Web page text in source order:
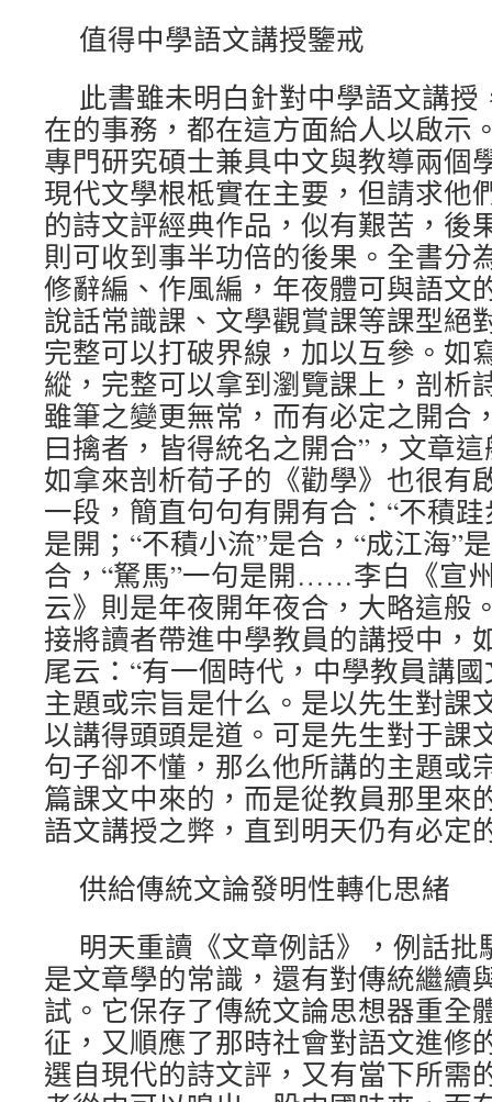
值得中學語文講授鑒戒
此書雖未明白針對中學語文講
在的事務，都在這方面給人以啟示
專門研究碩士兼具中文與教導兩個
現代文學根柢實在主要，但請求他
的詩文評經典作品，似有艱苦，後
則可收到事半功倍的後果。全書分
修辭編、作風編，年夜體可與語文
說話常識課、文學觀賞課等課型絕
完整可以打破界線，加以互參。如
縱，完整可以拿到瀏覽課上，剖析
雖筆之變更無常，而有必定之開合
曰擒者，皆得統名之開合”，文章
如拿來剖析荀子的《勸學》也很有
一段，簡直句句有開有合：“不積跬
是開；“不積小流”是合，“成江海”
合，“駑馬”一句是開……李白《宣
云》則是年夜開年夜合，大略這般
接將讀者帶進中學教員的講授中，
尾云：“有一個時代，中學教員講
主題或宗旨是什么。是以先生對課
以講得頭頭是道。可是先生對于課
句子卻不懂，那么他所講的主題或
篇課文中來的，而是從教員那里來
語文講授之弊，直到明天仍有必定
供給傳統文論發明性轉化思緒
明天重讀《文章例話》，例話
是文章學的常識，還有對傳統繼續
試。它保存了傳統文論思想器重全
征，又順應了那時社會對語文進修
選自現代的詩文評，又有當下所需